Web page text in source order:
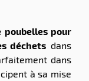
poubelles pour
déchets dans
dans
à sa mise